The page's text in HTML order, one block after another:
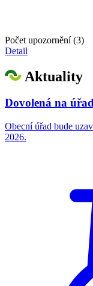
Počet upozornění (3)
Detail
Aktuality
Dovolená na
Obecní úřad bude
2026.